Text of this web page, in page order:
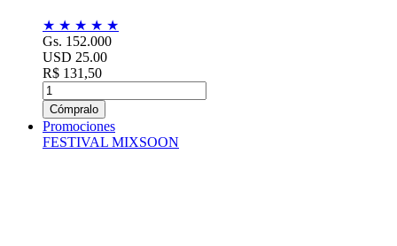
★ ★ ★ ★ ★
Gs. 152.000
USD 25.00
R$ 131,50
Cómpralo
Promociones
FESTIVAL MIXSOON